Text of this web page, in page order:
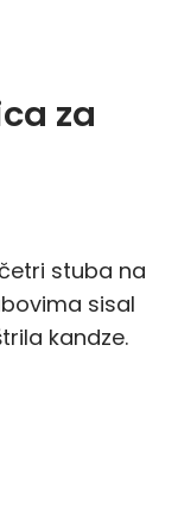
za
stuba na
sisal
kandze.